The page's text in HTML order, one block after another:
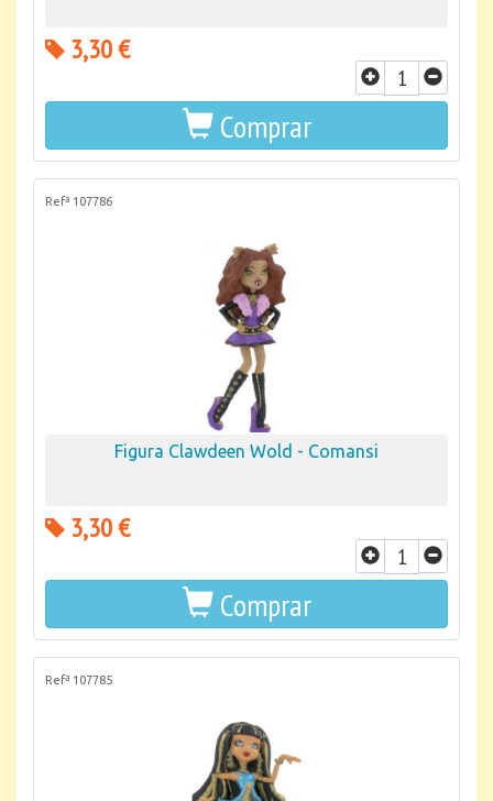
3,30 €
Comprar
Refª 107786
Figura Clawdeen Wold - Comansi
3,30 €
Comprar
Refª 107785